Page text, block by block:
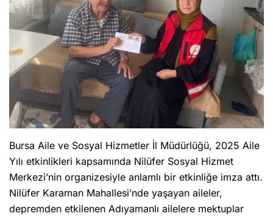
Bursa Aile ve Sosyal Hizmetler İl Müdürlüğü, 2025 Aile
Yılı etkinlikleri kapsamında Nilüfer Sosyal Hizmet
Merkezi’nin organizesiyle anlamlı bir etkinliğe imza attı.
Nilüfer Karaman Mahallesi’nde yaşayan aileler,
depremden etkilenen Adıyamanlı ailelere mektuplar